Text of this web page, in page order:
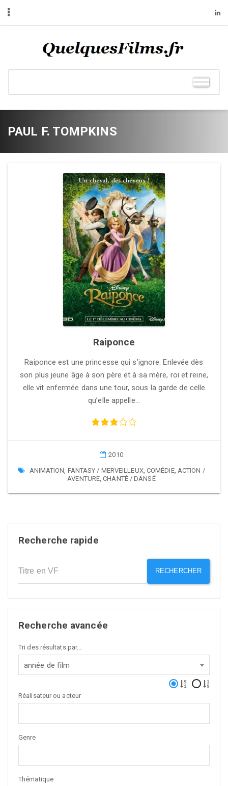
PAUL F. TOMPKINS
Raiponce
Raiponce est une princesse qui s’ignore. Enlevée dès
son plus jeune âge à son père et à sa mère, roi et reine,
elle vit enfermée dans une tour, sous la garde de celle
qu’elle appelle…
2010
ANIMATION, FANTASY / MERVEILLEUX, COMÉDIE, ACTION /
AVENTURE,CHANTÉ / DANSÉ
Recherche rapide
RECHERCHER
Recherche avancée
Tri des résultats par...
année de film
Réalisateur ou acteur
Genre
Thématique